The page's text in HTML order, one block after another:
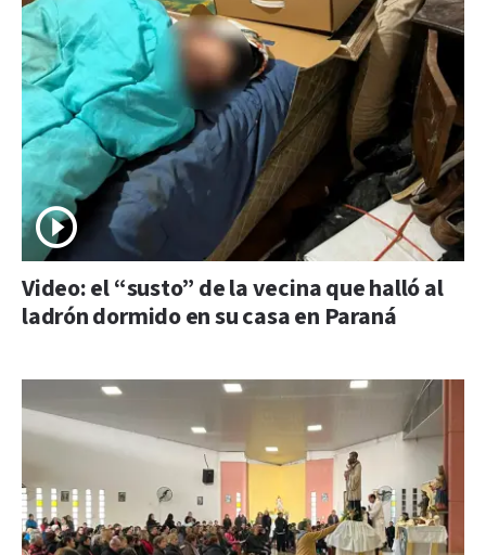
Video: el “susto” de la vecina que halló al
ladrón dormido en su casa en Paraná